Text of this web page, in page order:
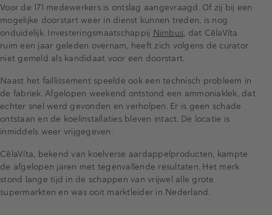
Voor de 171 medewerkers is ontslag aangevraagd. Of zij bij een
mogelijke doorstart weer in dienst kunnen treden, is nog
onduidelijk. Investeringsmaatschappij Nimbus, dat CêlaVíta
ruim een jaar geleden overnam, heeft zich volgens de curator
niet gemeld als kandidaat voor een doorstart.
Naast het faillissement speelde ook een technisch probleem in
de fabriek. Afgelopen weekend ontstond een ammoniaklek, dat
echter snel werd gevonden en verholpen. Er is geen schade
ontstaan en de koelinstallaties bleven intact. De locatie is
inmiddels weer vrijgegeven.
CêlaVíta, bekend van koelverse aardappelproducten, kampte
de afgelopen jaren met tegenvallende resultaten. Het merk
stond lange tijd in de schappen van vrijwel alle grote
supermarkten en was ooit marktleider in Nederland.